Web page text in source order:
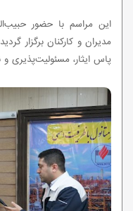
این مراسم با حضور
مدیران و کارکنان برگزار
پاس ایثار، مسئولیت‌پذیری